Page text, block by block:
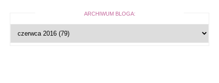
ARCHIWUM BLOGA: